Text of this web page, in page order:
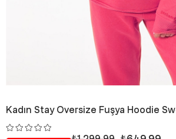
Kadın Stay Oversize Fuşya Hoodie